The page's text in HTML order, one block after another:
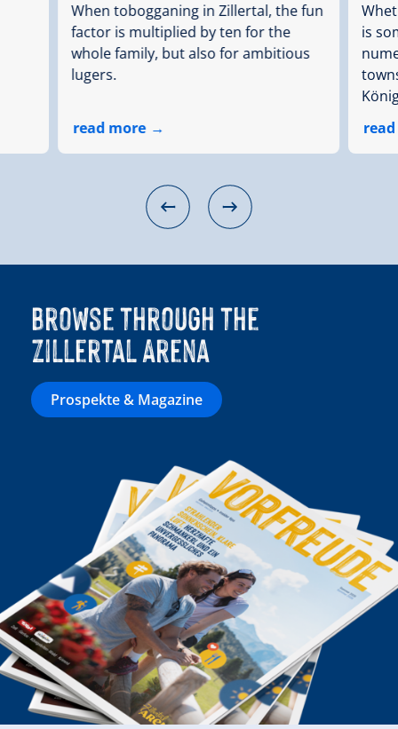
When tobogganing in Zillertal, the fun
factor is multiplied by ten for the
whole family, but also for ambitious
lugers.
read more
is
Browse through the
Zillertal Arena
Prospekte & Magazine